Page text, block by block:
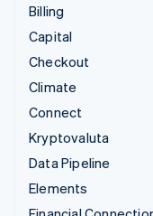
Billing
Capital
Checkout
Climate
Connect
Kryptovaluta
Data Pipeline
Elements